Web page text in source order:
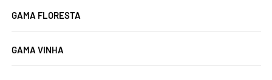
GAMA FLORESTA
GAMA VINHA